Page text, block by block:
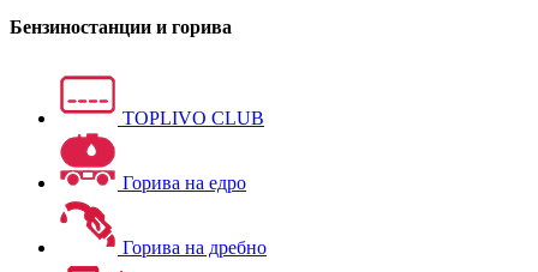
Бензиностанции и горива
TOPLIVO CLUB
Горива на едро
Горива на дребно